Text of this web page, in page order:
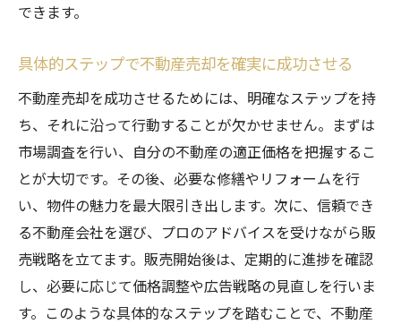
できます。
具体的ステップで不動産売却を確実に成功させる
不動産売却を成功させるためには、明確なステップを持
ち、それに沿って行動することが欠かせません。まずは
市場調査を行い、自分の不動産の適正価格を把握するこ
とが大切です。その後、必要な修繕やリフォームを行
い、物件の魅力を最大限引き出します。次に、信頼でき
る不動産会社を選び、プロのアドバイスを受けながら販
売戦略を立てます。販売開始後は、定期的に進捗を確認
し、必要に応じて価格調整や広告戦略の見直しを行いま
す。このような具体的なステップを踏むことで、不動産